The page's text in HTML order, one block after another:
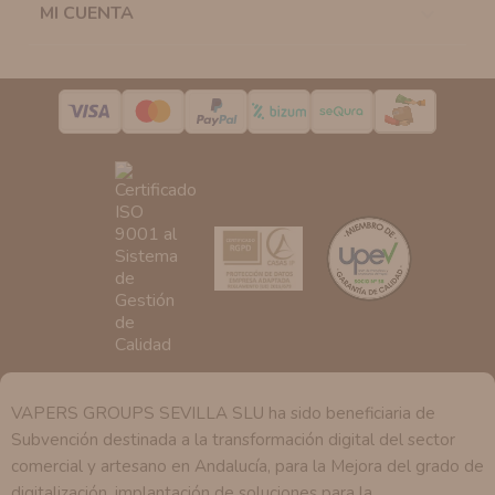
Destinatarios:
pedimos.
Derechos:
Tiene derecho a saber qué información
tenemos sobre usted, corregirla y eliminarla, tal y como
se explica en la información adicional disponible en
nuestra página web.
MI CUENTA
VAPERS GROUPS SEVILLA SLU ha sido beneficiaria de
Subvención destinada a la transformación digital del sector
comercial y artesano en Andalucía, para la Mejora del grado de